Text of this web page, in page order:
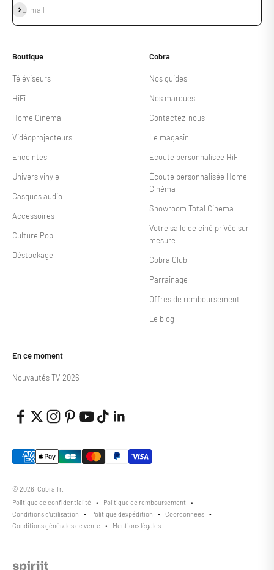
E-mail
S'inscrire
Boutique
Téléviseurs
HiFi
Home Cinéma
Vidéoprojecteurs
Enceintes
Univers vinyle
Casques audio
Accessoires
Culture Pop
Déstockage
Cobra
Nos guides
Nos marques
Contactez-nous
Le magasin
Écoute personnalisée HiFi
Écoute personnalisée Home
Cinéma
Showroom Total Cinema
Votre salle de ciné privée sur
mesure
Cobra Club
Parrainage
Offres de remboursement
Le blog
En ce moment
Nouvautés TV 2026
© 2026, Cobra.fr.
Politique de confidentialité
Politique de remboursement
Conditions d’utilisation
Politique d’expédition
Coordonnées
Conditions générales de vente
Mentions légales